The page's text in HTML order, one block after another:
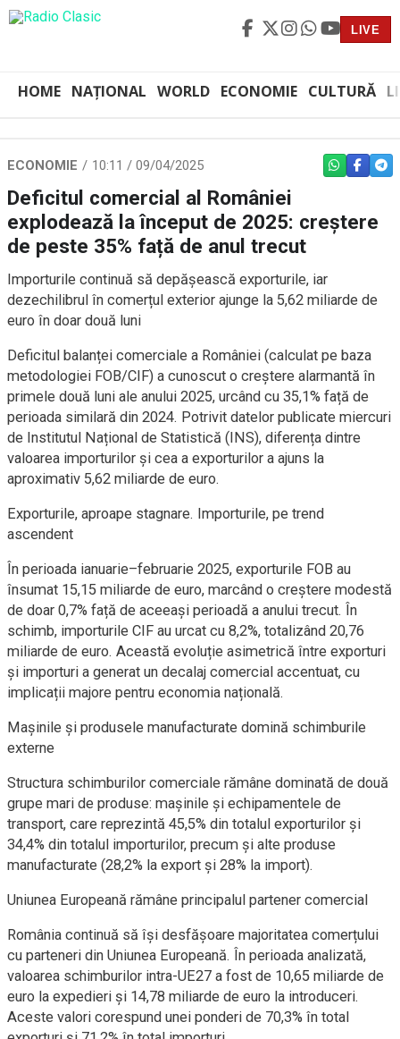
LIVE
HOME NAȚIONAL WORLD ECONOMIE CULTURĂ
ECONOMIE 10:11 / 09/04/2025 WHATSAPP
Deficitul comercial al României
explodează la început de 2025: creștere
de peste 35% față de anul trecut
Importurile continuă să depășească exporturile, iar
dezechilibrul în comerțul exterior ajunge la 5,62 miliarde de
euro în doar două luni
Deficitul balanței comerciale a României (calculat pe baza
metodologiei FOB/CIF) a cunoscut o creștere alarmantă în
primele două luni ale anului 2025, urcând cu 35,1% față de
perioada similară din 2024. Potrivit datelor publicate miercuri
de Institutul Național de Statistică (INS), diferența dintre
valoarea importurilor și cea a exporturilor a ajuns la
aproximativ 5,62 miliarde de euro.
Exporturile, aproape stagnare. Importurile, pe trend
ascendent
În perioada ianuarie–februarie 2025, exporturile FOB au
însumat 15,15 miliarde de euro, marcând o creștere modestă
de doar 0,7% față de aceeași perioadă a anului trecut. În
schimb, importurile CIF au urcat cu 8,2%, totalizând 20,76
miliarde de euro. Această evoluție asimetrică între exporturi
și importuri a generat un decalaj comercial accentuat, cu
implicații majore pentru economia națională.
Mașinile și produsele manufacturate domină schimburile
externe
Structura schimburilor comerciale rămâne dominată de două
grupe mari de produse: mașinile și echipamentele de
transport, care reprezintă 45,5% din totalul exporturilor și
34,4% din totalul importurilor, precum și alte produse
manufacturate (28,2% la export și 28% la import).
Uniunea Europeană rămâne principalul partener comercial
România continuă să își desfășoare majoritatea comerțului
cu parteneri din Uniunea Europeană. În perioada analizată,
valoarea schimburilor intra-UE27 a fost de 10,65 miliarde de
euro la expedieri și 14,78 miliarde de euro la introduceri.
Aceste valori corespund unei ponderi de 70,3% în total